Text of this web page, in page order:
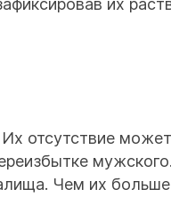
их
отсутствие
Чем их